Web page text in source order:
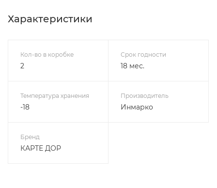
Характеристики
Кол-во в коробке
2
Срок годности
18 мес.
Температура хранения
-18
Производитель
Инмарко
Бренд
КАРТЕ ДОР